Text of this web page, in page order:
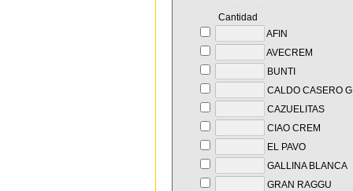
Cantidad
AFIN
AVECREM
BUNTI
CALDO CASERO
CAZUELITAS
CIAO CREM
EL PAVO
GALLINA BLANCA
GRAN RAGGU